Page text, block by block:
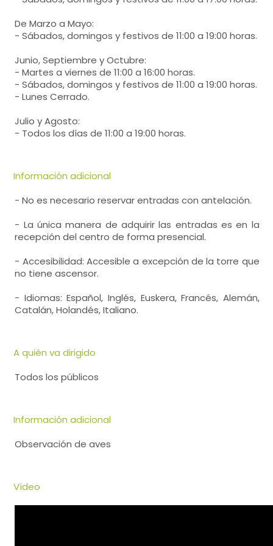
De Marzo a Mayo:
- Sábados, domingos y festivos de 11:00 a 19:00 horas.
Junio, Septiembre y Octubre:
- Martes a viernes de 11:00 a 16:00 horas.
- Sábados, domingos y festivos de 11:00 a 19:00 horas.
- Lunes Cerrado.
Julio y Agosto:
- Todos los días de 11:00 a 19:00 horas.
Información adicional
- No es necesario reservar entradas con antelación.
- La única manera de adquirir las entradas es en la
recepción del centro de forma presencial.
- Accesibilidad: Accesible a excepción de la torre que
no tiene ascensor.
- Idiomas: Español, Inglés, Euskera, Francés, Alemán,
Catalán, Holandés, Italiano.
A quién va dirigido
Todos los públicos
Información adicional
Observación de aves
Vídeo